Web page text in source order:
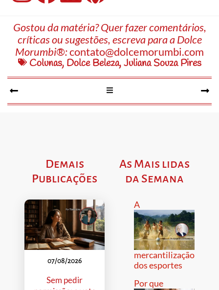
Gostou da matéria? Quer fazer comentários,
críticas ou sugestões, escreva para a Dolce
Morumbi®:contato@dolcemorumbi.com
Colunas, Dolce Beleza,Juliana Souza Pires
Demais
Publicações
07/08/2026
Sem pedir
As Mais lidas
da Semana
A
mercantilização
dos esportes
Por que